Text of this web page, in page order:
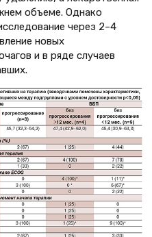
объеме. Однако
через 2–4
новых
и в ряде случаев